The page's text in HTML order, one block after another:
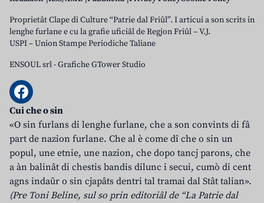
Proprietât Clape di Culture “Patrie dal Friûl”. I articui a son scrits in
lenghe furlane e cu la grafie uficiâl de Regjon Friûl – V.J.
USPI – Union Stampe Periodiche Taliane
ENSOUL srl-Grafiche GTower Studio
Cui che o sin
«O sin furlans di lenghe furlane, che a son convints di fâ
part de nazion furlane. Che al è come dî che o sin un
popul, une etnie, une nazion, che dopo tancj parons, che
a àn balinât di chestis bandis dilunc i secui, cumò di cent
agns indaûr o sin cjapâts dentri tal tramai dal Stât talian».
(Pre Toni Beline, sul so prin editoriâl de “La Patrie dal